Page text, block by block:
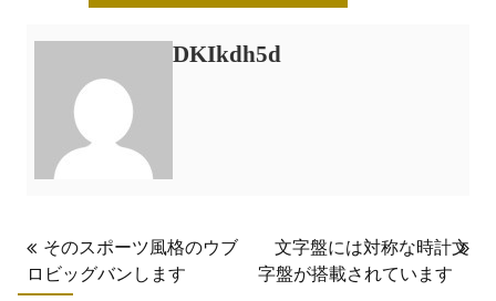
DKIkdh5d
投
稿
そのスポーツ風格のウブ
ロビッグバンします
文字盤には対称な時計文
字盤が搭載されています